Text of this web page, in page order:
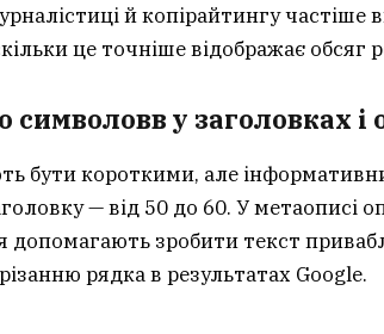
й копірайтингу
це точніше відображає обсяг
символовв у заголовках і
бути короткими, але
— від 50 до 60. У метаописі
допомагають зробити текст
рядка в результатах Google.